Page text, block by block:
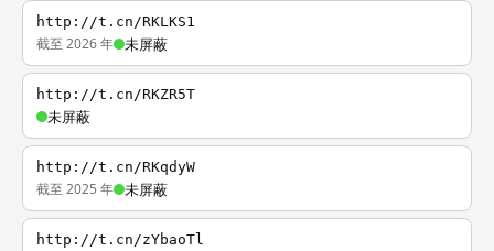
http://t.cn/RKLKS1
截至 2026 年 未屏蔽
http://t.cn/RKZR5T
未屏蔽
http://t.cn/RKqdyW
截至 2025 年 未屏蔽
http://t.cn/zYbaoTl